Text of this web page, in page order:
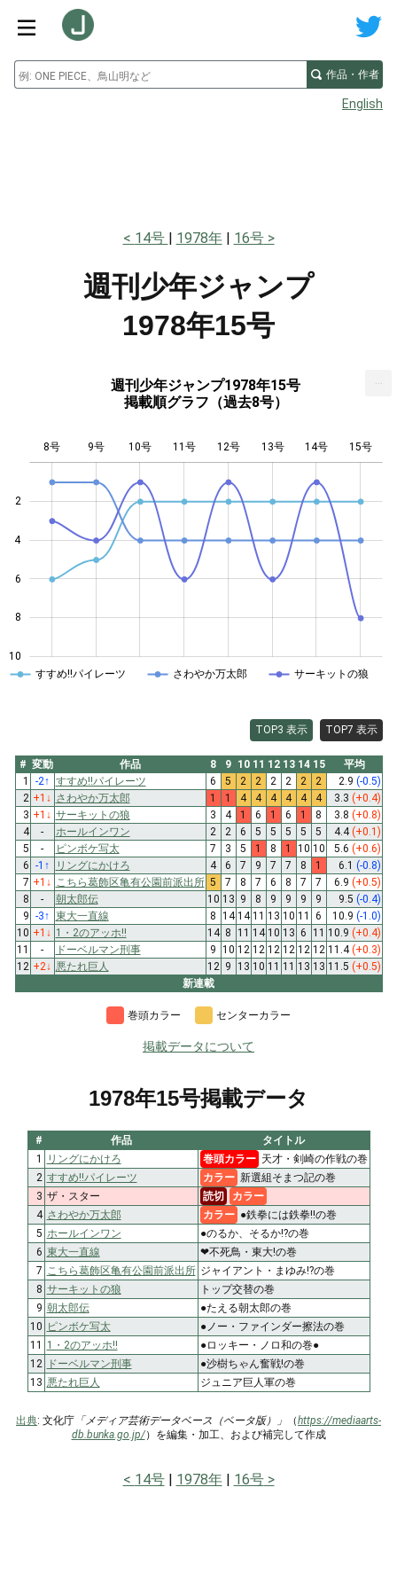
作品・作者
English
14号 1978年 16号
週刊少年ジャンプ
1978年15号
週刊少年ジャンプ1978年15号
掲載順グラフ（過去8号）
2
4
6
8
10
8号 9号 10号 11号 12号 13号 14号 15号
すすめ!!パイレーツ さわやか万太郎 サーキットの狼
TOP3 表示 TOP7 表示
# 変動 作品 8 9 10 11 12 13 14 15
平均
1
-2↑ すすめ!!パイレーツ 6 5 2 2 2 2 2 2 2.9 (-0.5)
2 +1 ↓ さわやか万太郎 1 1 4 4 4 4 4 4 3.3 (+0.4)
3 +1 ↓ サーキットの狼 3 4 1 6 1 6 1 8 3.8 (+0.8)
4
- ホールインワン 2 2 6 5 5 5 5 5 4.4(+0.1)
5
- ピンボケ写太 7 3 5 1 8 1 10 10 5.6 (+0.6)
6 -1 ↑ リングにかけろ 4 6 7 9 7 7 8 1 6.1 (-0.8)
7 +1 ↓ こちら葛飾区亀有公園前派出所 5 7 8 7 6 8 7 7 6.9 (+0.5)
8
- 朝太郎伝 10 13 9 8 9 9 9 9 9.5 (-0.4)
9 -3↑ 東大一直線 8 14 14 11 13 10 11 6 10.9 (-1.0)
10 +1 ↓ 1・2のアッホ!! 14 8 11 14 10 13 6 11 10.9 (+0.4)
11
- ドーベルマン刑事 9 10 12 12 12 12 12 12 11.4(+0.3)
12 +2↓ 悪たれ巨人 12 9 13 10 11 11 13 13 11.5 (+0.5)
新連載
巻頭カラー センターカラー
掲載データについて
1978年15号掲載データ
# 作品
タイトル
1
リングにかけろ 巻頭カラー 天才・剣崎の作戦の巻
2 すすめ!!パイレーツ カラー 新選組そまつ記の巻
3 ザ・スター 読切
カラー
4 さわやか万太郎 カラー ●鉄拳には鉄拳!!の巻
5 ホールインワン
●のるか、そるか!?の巻
6 東大一直線
❤不死鳥・東大!の巻
7
こちら葛飾区亀有公園前派出所 ジャイアント・まゆみ!?の巻
8 サーキットの狼
トップ交替の巻
9 朝太郎伝
●たえる朝太郎の巻
10 ピンボケ写太
●ノー・ファインダー擦法の巻
11
1・2のアッホ!!
●ロッキー・ノロ和の巻●
12
ドーベルマン刑事
●沙樹ちゃん奮戦!の巻
13 悪たれ巨人 ジュニア巨人軍の巻
出典: 文化庁 「メディア芸術データベース（ベータ版）」 （https://mediaarts-
db.bunka.go.jp/）を編集・加工、および補完して作成
14号 1978年 16号